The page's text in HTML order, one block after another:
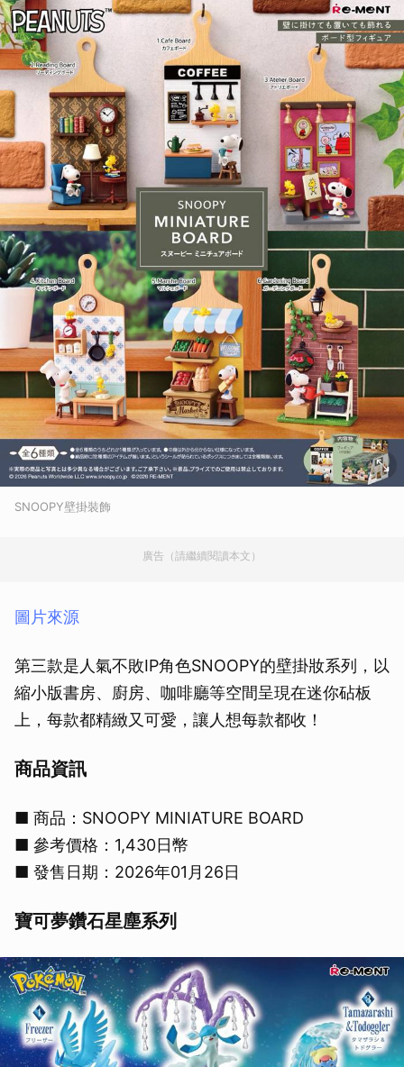
SNOOPY壁掛裝飾
廣告（請繼續閱讀本文）
圖片來源
第三款是人氣不敗IP角色SNOOPY的壁掛妝系列，以
縮小版書房、廚房、咖啡廳等空間呈現在迷你砧板
上，每款都精緻又可愛，讓人想每款都收！
商品資訊
■ 商品：SNOOPY MINIATURE BOARD
■ 參考價格：1,430日幣
■ 發售日期：2026年01月26日
寶可夢鑽石星塵系列